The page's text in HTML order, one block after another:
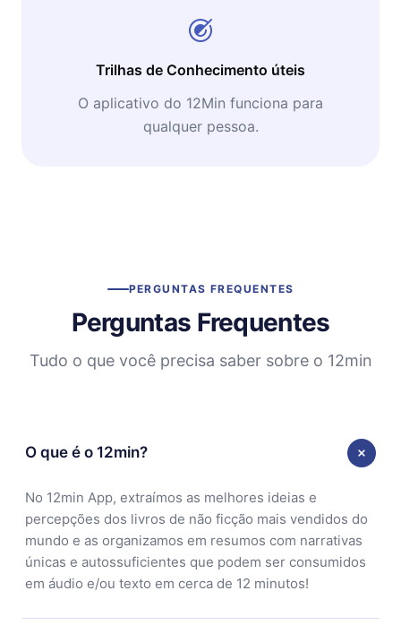
Trilhas de Conhecimento úteis
O aplicativo do 12Min funciona para
qualquer pessoa.
PERGUNTAS FREQUENTES
Perguntas Frequentes
Tudo o que você precisa saber sobre o 12min
O que é o 12min?
No 12min App, extraímos as melhores ideias e
percepções dos livros de não ficção mais vendidos do
mundo e as organizamos em resumos com narrativas
únicas e autossuficientes que podem ser consumidos
em áudio e/ou texto em cerca de 12 minutos!